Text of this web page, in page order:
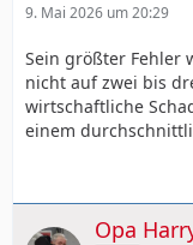
9. Mai 2026 um 20:29
Sein größter Fehler
nicht auf zwei bis
wirtschaftliche
einem
Opa